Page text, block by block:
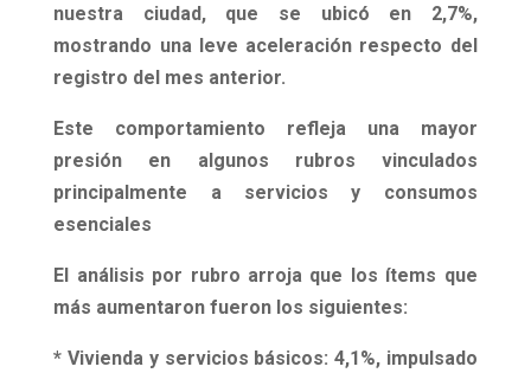
nuestra ciudad, que se ubicó en 2,7%,
mostrando una leve aceleración respecto del
registro del mes anterior.
Este comportamiento refleja una mayor
presión en algunos rubros vinculados
principalmente a servicios y consumos
esenciales
El análisis por rubro arroja que los ítems que
más aumentaron fueron los siguientes:
* Vivienda y servicios básicos: 4,1%, impulsado